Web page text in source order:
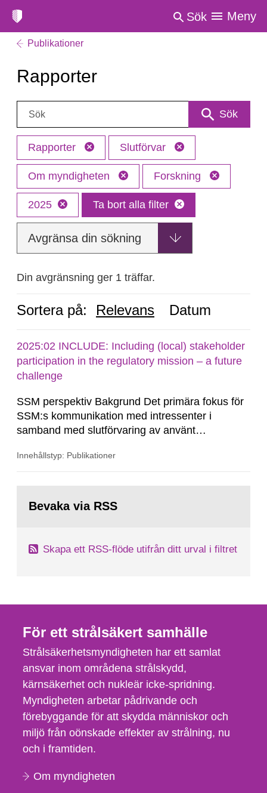
Sök Meny
Publikationer
Rapporter
Sök: Sök
Rapporter Slutförvar
Om myndigheten Forskning
2025 Ta bort alla filter
Avgränsa din sökning
Din avgränsning ger 1 träffar.
Sortera på: Relevans Datum
2025:02 INCLUDE: Including (local) stakeholder
participation in the regulatory mission – a future
challenge
SSM perspektiv Bakgrund Det primära fokus för
SSM:s kommunikation med intressenter i
samband med slutförvaring av använt
legat på formella samrådsprocesser kring den
tillståndsansökningar enligt kärntekniklagen.
Innehållstyp: Publikationer
sida:Bevaka via RSS
Skapa ett RSS-flöde utifrån ditt urval i filtret
För ett strålsäkert samhälle
Strålsäkerhetsmyndigheten har ett samlat
ansvar inom områdena strålskydd,
kärnsäkerhet och nukleär icke-spridning.
Myndigheten arbetar pådrivande och
förebyggande för att skydda människor och
miljö från oönskade effekter av strålning, nu
och i framtiden.
Om myndigheten